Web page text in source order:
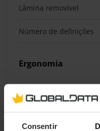
Consentir
Lâmina removível
Número de definições
Ergonomia
Pega(s)